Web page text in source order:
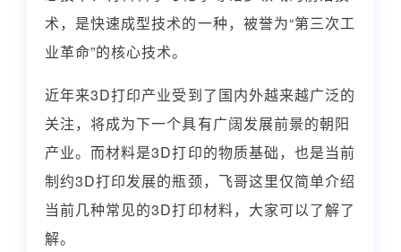
术，是快速成型技术的一种，被誉为“第三次工
业革命”的核心技术。
近年来3D打印产业受到了国内外越来越广泛的
关注，将成为下一个具有广阔发展前景的朝阳
产业。而材料是3D打印的物质基础，也是当前
制约3D打印发展的瓶颈，飞哥这里仅简单介绍
当前几种常见的3D打印材料，大家可以了解了
解。